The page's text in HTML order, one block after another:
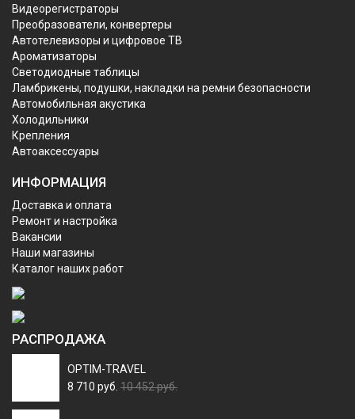
Видеорегистраторы
Преобразователи, конвертеры
Автотелевизоры и цифровое ТВ
Ароматизаторы
Светодиодные таблицы
Ламбрикены, подушки, накладки на ремни безопасности
Автомобильная акустика
Холодильники
Крепления
Автоаксессуары
ИНФОРМАЦИЯ
Доставка и оплата
Ремонт и настройка
Вакансии
Наши магазины
Каталог наших работ
РАСПРОДАЖА
OPTIM-TRAVEL
8 710 руб. 10 452 руб.